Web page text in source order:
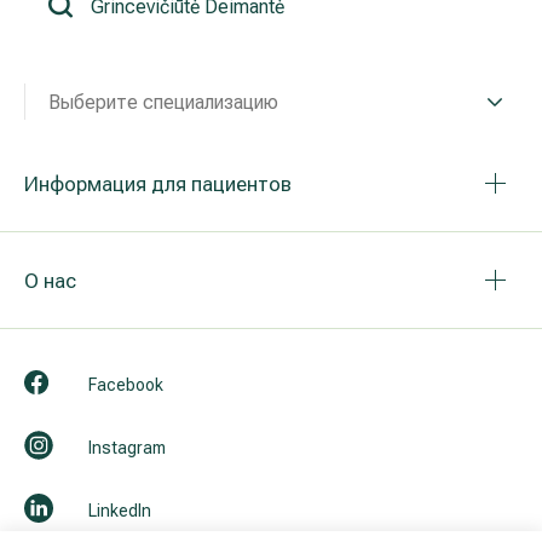
Выберите специализацию
Информация для пациентов
О нас
Facebook
Instagram
LinkedIn
Все услуги